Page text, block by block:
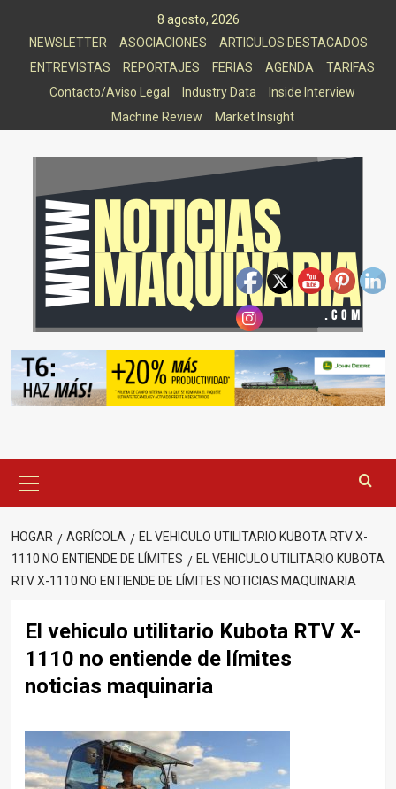
8 agosto, 2026
NEWSLETTER
ASOCIACIONES
ARTICULOS DESTACADOS
ENTREVISTAS
REPORTAJES FERIAS AGENDA
TARIFAS
Contacto/Aviso Legal
Industry Data
Inside Interview
Machine Review
Market Insight
principal
HOGAR AGRÍCOLA
EL VEHICULO UTILITARIO KUBOTA RTV X-
1110 NO ENTIENDE DE LÍMITES
EL VEHICULO UTILITARIO KUBOTA
RTV X-1110 NO ENTIENDE DE LÍMITES NOTICIAS MAQUINARIA
El vehiculo utilitario Kubota RTV X-
1110 no entiende de límites
noticias maquinaria